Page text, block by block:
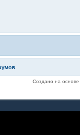
Создано на основе